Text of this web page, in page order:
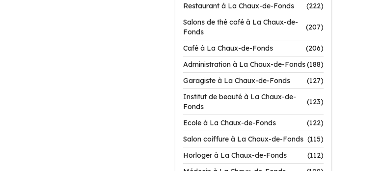
Restaurant à La Chaux-de-Fonds
(222)
Salons de thé café à La Chaux-de-
Fonds
(207)
Café à La Chaux-de-Fonds
(206)
Administration à La Chaux-de-Fonds(188)
Garagiste à La Chaux-de-Fonds
(127)
Institut de beauté à La Chaux-de-
Fonds
(123)
Ecole à La Chaux-de-Fonds
(122)
Salon coiffure à La Chaux-de-Fonds (115)
Horloger à La Chaux-de-Fonds
(112)